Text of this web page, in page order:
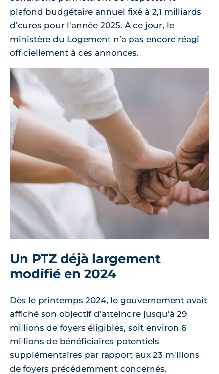
plafond budgétaire annuel fixé à 2,1 milliards
d’euros pour l'année 2025. À ce jour, le
ministère du Logement n’a pas encore réagi
officiellement à ces annonces.
Un PTZ déjà largement
modifié en 2024
Dès le printemps 2024, le gouvernement avait
affiché son objectif d'atteindre jusqu'à 29
millions de foyers éligibles, soit environ 6
millions de bénéficiaires potentiels
supplémentaires par rapport aux 23 millions
de foyers précédemment concernés.